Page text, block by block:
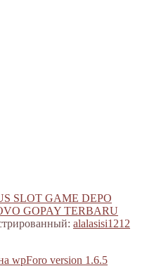
SLOT GAME DEPO
GOPAY TERBARU
alalasisi1212
wpForo version 1.6.5